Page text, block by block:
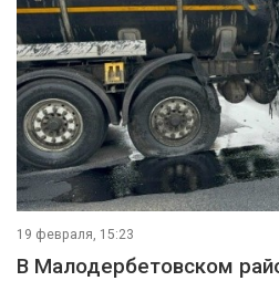
19 февраля, 15:23
В Малодербетовском